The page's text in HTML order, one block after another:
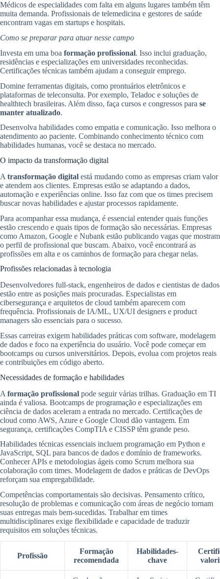
Médicos de especialidades com falta em alguns lugares também têm
muita demanda. Profissionais de telemedicina e gestores de saúde
encontram vagas em startups e hospitais.
Como se preparar para atuar nesse campo
Investa em uma boa formação profissional. Isso inclui graduação,
residências e especializações em universidades reconhecidas.
Certificações técnicas também ajudam a conseguir emprego.
Domine ferramentas digitais, como prontuários eletrônicos e
plataformas de teleconsulta. Por exemplo, Teladoc e soluções de
healthtech brasileiras. Além disso, faça cursos e congressos para se
manter atualizado.
Desenvolva habilidades como empatia e comunicação. Isso melhora o
atendimento ao paciente. Combinando conhecimento técnico com
habilidades humanas, você se destaca no mercado.
O impacto da transformação digital
A transformação digital está mudando como as empresas criam valor
e atendem aos clientes. Empresas estão se adaptando a dados,
automação e experiências online. Isso faz com que os times precisem
buscar novas habilidades e ajustar processos rapidamente.
Para acompanhar essa mudança, é essencial entender quais funções
estão crescendo e quais tipos de formação são necessárias. Empresas
como Amazon, Google e Nubank estão publicando vagas que mostram
o perfil de profissional que buscam. Abaixo, você encontrará as
profissões em alta e os caminhos de formação para chegar nelas.
Profissões relacionadas à tecnologia
Desenvolvedores full-stack, engenheiros de dados e cientistas de dados
estão entre as posições mais procuradas. Especialistas em
cibersegurança e arquitetos de cloud também aparecem com
frequência. Profissionais de IA/ML, UX/UI designers e product
managers são essenciais para o sucesso.
Essas carreiras exigem habilidades práticas com software, modelagem
de dados e foco na experiência do usuário. Você pode começar em
bootcamps ou cursos universitários. Depois, evolua com projetos reais
e contribuições em código aberto.
Necessidades de formação e habilidades
A formação profissional pode seguir várias trilhas. Graduação em TI
ainda é valiosa. Bootcamps de programação e especializações em
ciência de dados aceleram a entrada no mercado. Certificações de
cloud como AWS, Azure e Google Cloud dão vantagem. Em
segurança, certificações CompTIA e CISSP têm grande peso.
Habilidades técnicas essenciais incluem programação em Python e
JavaScript, SQL para bancos de dados e domínio de frameworks.
Conhecer APIs e metodologias ágeis como Scrum melhora sua
colaboração com times. Modelagem de dados e práticas de DevOps
reforçam sua empregabilidade.
Competências comportamentais são decisivas. Pensamento crítico,
resolução de problemas e comunicação com áreas de negócio tornam
suas entregas mais bem-sucedidas. Trabalhar em times
multidisciplinares exige flexibilidade e capacidade de traduzir
requisitos em soluções técnicas.
Profissão
Formação
recomendada
Habilidades-
chave